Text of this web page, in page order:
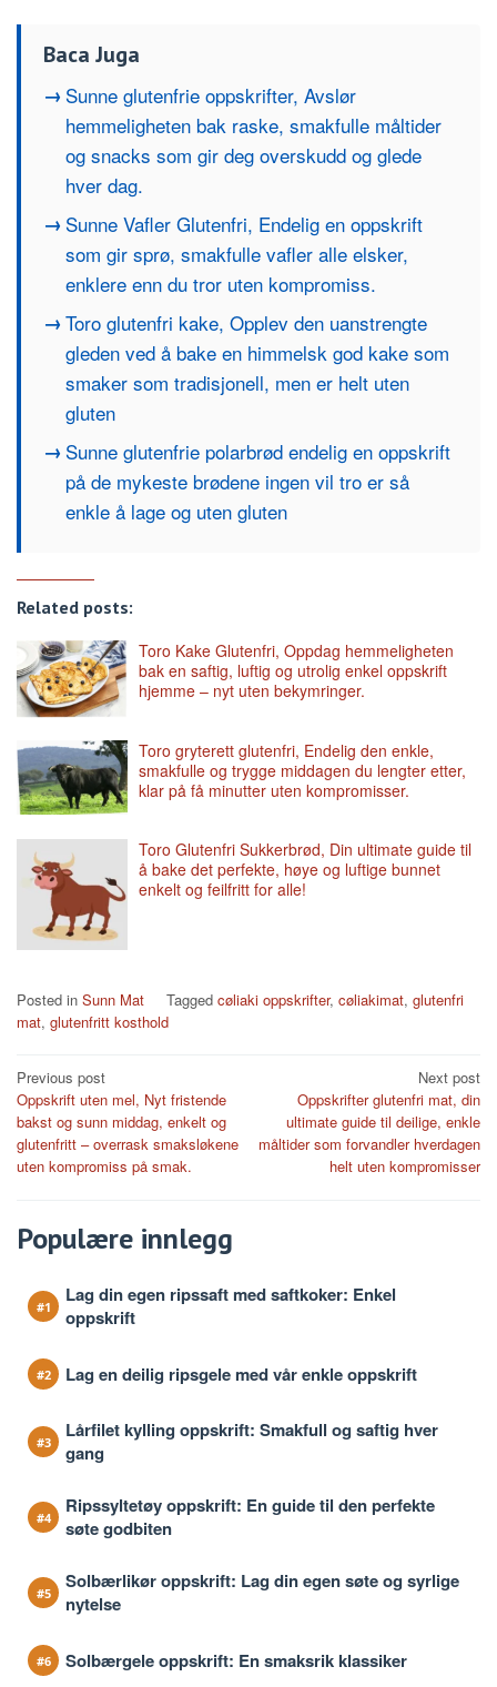
Baca Juga
Sunne glutenfrie oppskrifter, Avslør
hemmeligheten bak raske, smakfulle måltider
og snacks som gir deg overskudd og glede
hver dag.
Sunne Vafler Glutenfri, Endelig en oppskrift
som gir sprø, smakfulle vafler alle elsker,
enklere enn du tror uten kompromiss.
Toro glutenfri kake, Opplev den uanstrengte
gleden ved å bake en himmelsk god kake som
smaker som tradisjonell, men er helt uten
gluten
Sunne glutenfrie polarbrød endelig en oppskrift
på de mykeste brødene ingen vil tro er så
enkle å lage og uten gluten
Related posts:
Toro Kake Glutenfri, Oppdag hemmeligheten
bak en saftig, luftig og utrolig enkel oppskrift
hjemme – nyt uten bekymringer.
Toro gryterett glutenfri, Endelig den enkle,
smakfulle og trygge middagen du lengter etter,
klar på få minutter uten kompromisser.
Toro Glutenfri Sukkerbrød, Din ultimate guide til
å bake det perfekte, høye og luftige bunnet
enkelt og feilfritt for alle!
Posted in Sunn Mat Tagged cøliaki oppskrifter, cøliakimat, glutenfri
mat, glutenfritt kosthold
Post
navigation
Previous post
Oppskrift uten mel, Nyt fristende
bakst og sunn middag, enkelt og
glutenfritt – overrask smaksløkene
uten kompromiss på smak.
Next post
Oppskrifter glutenfri mat, din
ultimate guide til deilige, enkle
måltider som forvandler hverdagen
helt uten kompromisser
Populære innlegg
Lag din egen ripssaft med saftkoker: Enkel
oppskrift
Lag en deilig ripsgele med vår enkle oppskrift
Lårfilet kylling oppskrift: Smakfull og saftig hver
gang
Ripssyltetøy oppskrift: En guide til den perfekte
søte godbiten
Solbærlikør oppskrift: Lag din egen søte og syrlige
nytelse
Solbærgele oppskrift: En smaksrik klassiker